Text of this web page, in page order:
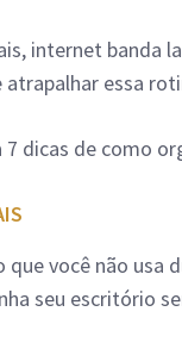
internet banda
atrapalhar essa
7 dicas de como
que você não usa
seu escritório